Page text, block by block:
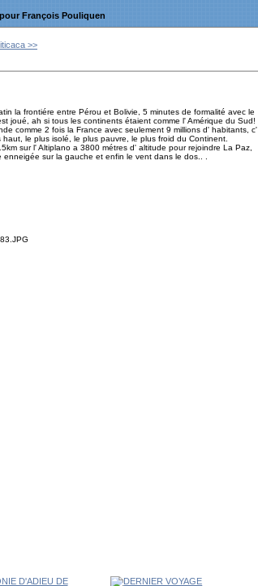
pour François Pouliquen
>>
la frontiére entre Pérou et Bolivie, 5 minutes de formalité avec le
joué, ah si tous les continents étaient comme l' Amérique du Sud!
comme 2 fois la France avec seulement 9 millions d' habitants, c'
haut, le plus isolé, le plus pauvre, le plus froid du Continent.
sur l' Altiplano a 3800 métres d' altitude pour rejoindre La Paz,
enneigée sur la gauche et enfin le vent dans le dos.. .